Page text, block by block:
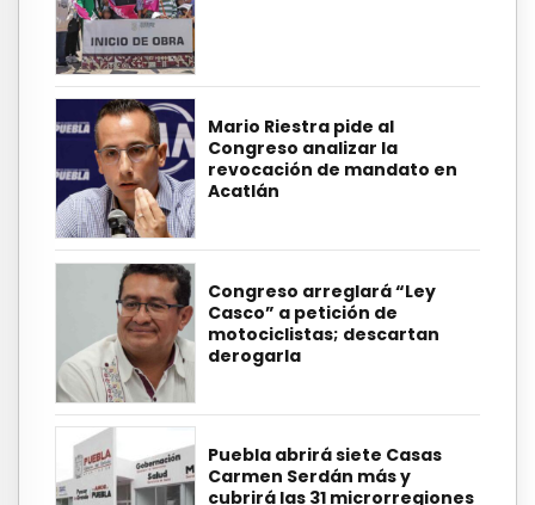
Mario Riestra pide al
Congreso analizar la
revocación de mandato en
Acatlán
Congreso arreglará “Ley
Casco” a petición de
motociclistas; descartan
derogarla
Puebla abrirá siete Casas
Carmen Serdán más y
cubrirá las 31 microrregiones